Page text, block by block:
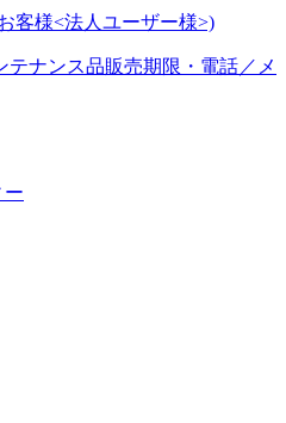
客様<法人ユーザー様>)
ナンス品販売期限・電話／メ
ー